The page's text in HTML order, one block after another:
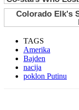
TAGS
Amerika
Bajden
nacija
poklon Putinu